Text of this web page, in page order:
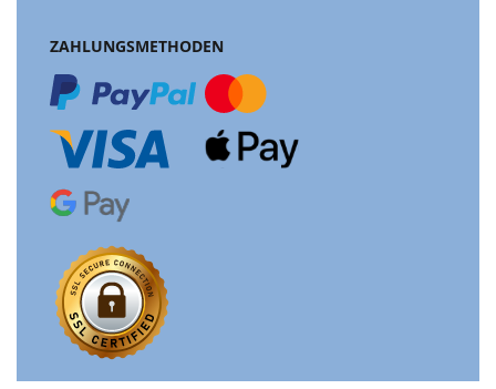
ZAHLUNGSMETHODEN